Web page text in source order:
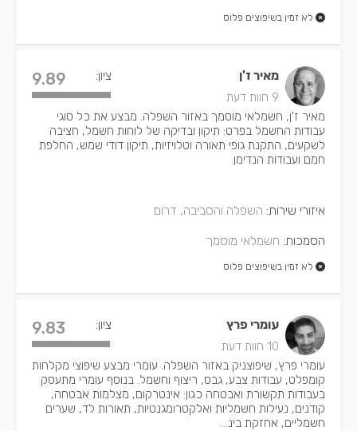
לא זמין בשיפוצים פלוס
מאיר ז'ן
9 חוות דעת
ציון: 9.89
מאיר ז'ן, חשמלאי מוסמך באזור השפלה. מבצע את כל סוגי
עבודות החשמל בפרט: תיקון ובדיקה של לוחות חשמל, חציבה
לשקעים, התקנת גופי תאורה וטלויזיות, תיקון דודי שמש, החלפת
חמם ועבודות הנדימן.
איזורי שירות: השפלה והסביבה, דרום
הסמכות: חשמלאי מוסמך
לא זמין בשיפוצים פלוס
עומרי פרץ
10 חוות דעת
ציון: 9.83
עומרי פרץ, שיפוצניק באזור השפלה. עומרי מבצע שיפוצי מקלחות
קומפלט, עבודות צבע, גבס, ריצוף וחשמל. בנוסף עומרי מתעסק
בעבודות תקשורת ואבטחה כגון: אינטרקום, מצלמות אבטחה,
קודנים, נעילות חשמליות ואלקטרומגנטיות, תאורות לד, שערים
חשמליים, אחזקת בינ...